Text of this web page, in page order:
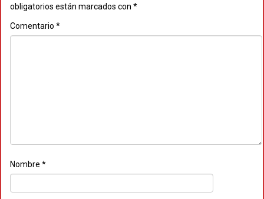
obligatorios están marcados con *
Comentario *
Nombre *